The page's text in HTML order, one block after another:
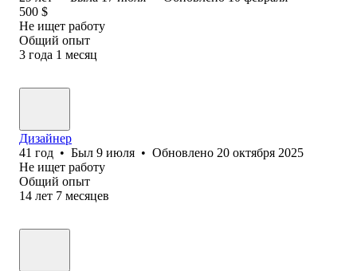
500 $
Не ищет работу
Общий опыт
3 года 1 месяц
Дизайнер
41 год • Был 9 июля • Обновлено 20 октября 2025
Не ищет работу
Общий опыт
14 лет 7 месяцев